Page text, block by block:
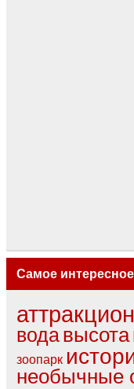
Самое интересное
водавысота
зоопарк
необычные